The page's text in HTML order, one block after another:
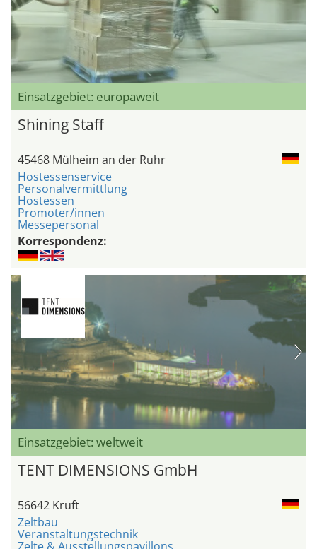
Einsatzgebiet: europaweit
Shining Staff
45468 Mülheim an der Ruhr
Hostessenservice
Personalvermittlung
Hostessen
Promoter/innen
Messepersonal
Korrespondenz:
Einsatzgebiet: weltweit
TENT DIMENSIONS GmbH
56642 Kruft
Zeltbau
Veranstaltungstechnik